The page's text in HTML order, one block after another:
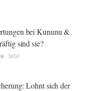
bei Kununu &
sind sie?
3650
Lohnt sich der